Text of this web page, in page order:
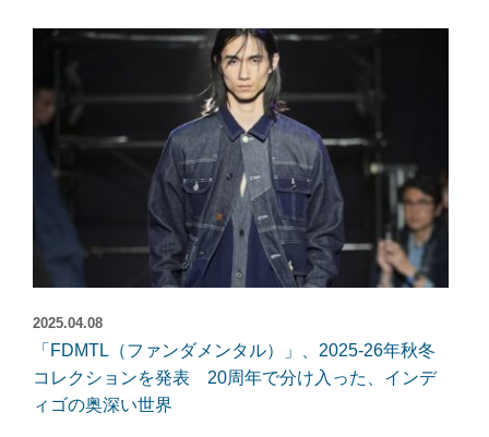
2025.04.08
「FDMTL（ファンダメンタル）」、2025-26年秋冬
コレクションを発表 20周年で分け入った、インデ
ィゴの奥深い世界